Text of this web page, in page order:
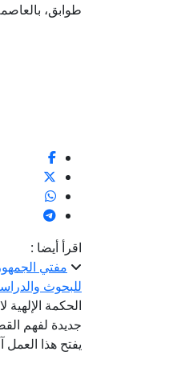
طوابق،
اقرأ أيضا :
مفتي
للبحوث
الحكمة الإلهية
جديدة لفهم
يفتح هذا العمل